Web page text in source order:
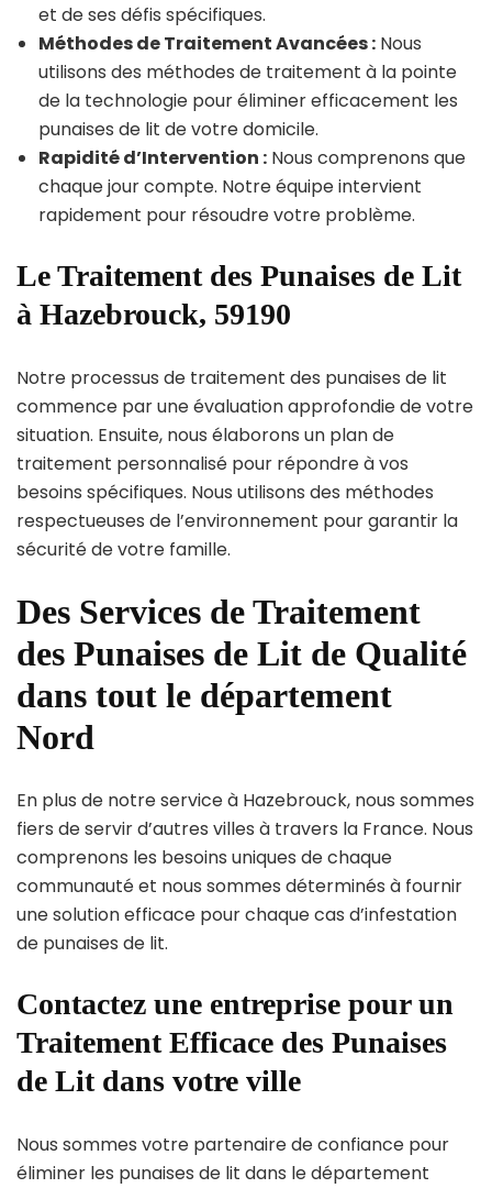
et de ses défis spécifiques.
Méthodes de Traitement Avancées : Nous
utilisons des méthodes de traitement à la pointe
de la technologie pour éliminer efficacement les
punaises de lit de votre domicile.
Rapidité d’Intervention : Nous comprenons que
chaque jour compte. Notre équipe intervient
rapidement pour résoudre votre problème.
Le Traitement des Punaises de Lit
à Hazebrouck, 59190
Notre processus de traitement des punaises de lit
commence par une évaluation approfondie de votre
situation. Ensuite, nous élaborons un plan de
traitement personnalisé pour répondre à vos
besoins spécifiques. Nous utilisons des méthodes
respectueuses de l’environnement pour garantir la
sécurité de votre famille.
Des Services de Traitement
des Punaises de Lit de Qualité
dans tout le département
Nord
En plus de notre service à Hazebrouck, nous sommes
fiers de servir d’autres villes à travers la France. Nous
comprenons les besoins uniques de chaque
communauté et nous sommes déterminés à fournir
une solution efficace pour chaque cas d’infestation
de punaises de lit.
Contactez une entreprise pour un
Traitement Efficace des Punaises
de Lit dans votre ville
Nous sommes votre partenaire de confiance pour
éliminer les punaises de lit dans le département